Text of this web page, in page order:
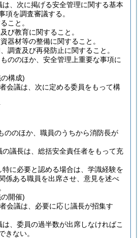
、次に掲げる安全管理に関する基本
項を調査審議する。
こと。
び教育に関すること。
器材等の整備に関すること。
調査及び再発防止に関すること。
ののほか、安全管理上重要な事項に
構成)
会議は、次に定める委員をもって構
ののほか、職員のうちから消防長が
議長は、総括安全責任者をもって充
に必要と認める場合は、学識経験を
係ある職員を出席させ、意見を述べ
開催)
会議は、必要に応じ議長が招集す
、委員の過半数が出席しなければこ
きない。